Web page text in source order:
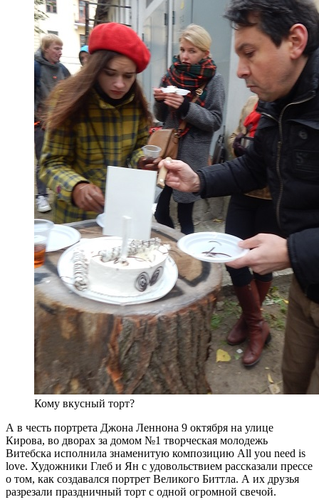
Кому вкусный торт?
А в честь портрета Джона Леннона 9 октября на улице
Кирова, во дворах за домом №1 творческая молодежь
Витебска исполнила знаменитую композицию All you need is
love. Художники Глеб и Ян с удовольствием рассказали прессе
о том, как создавался портрет Великого Биттла. А их друзья
разрезали праздничный торт с одной огромной свечой.